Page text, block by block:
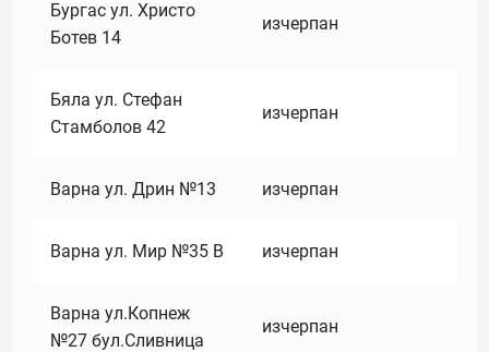
Бургас ул. Христо
Ботев 14
изчерпан
Бяла ул. Стефан
Стамболов 42
изчерпан
Варна ул. Дрин №13 изчерпан
Варна ул. Мир №35 В изчерпан
Варна ул.Копнеж
№27 бул.Сливница
изчерпан